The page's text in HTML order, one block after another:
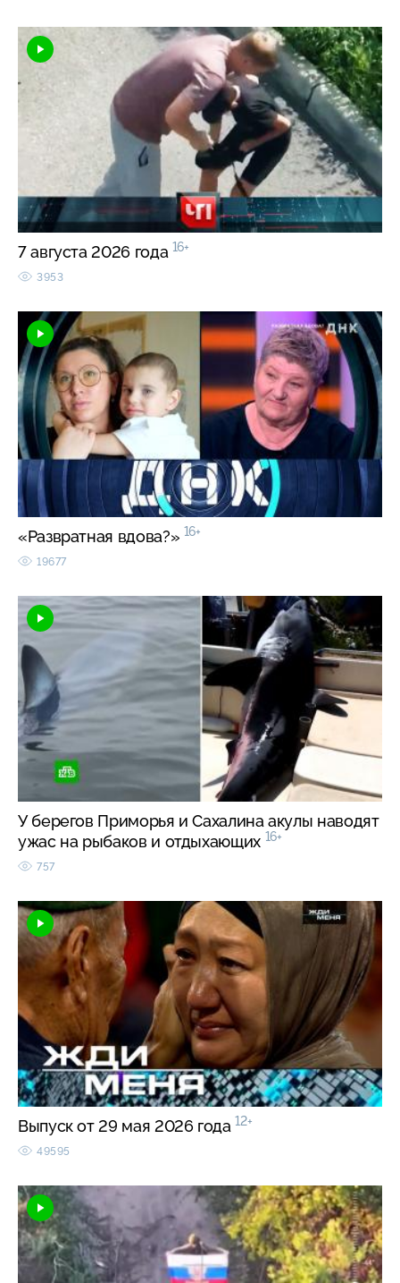
7 августа 2026 года 16+
3953
«Развратная вдова?» 16+
19677
У берегов Приморья и Сахалина акулы наводят
ужас на рыбаков и отдыхающих 16+
757
Выпуск от 29 мая 2026 года 12+
49595